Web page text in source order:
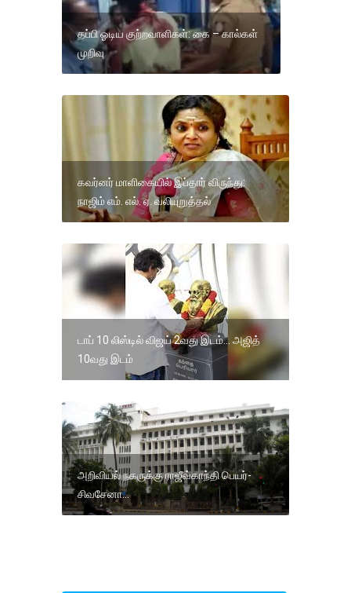
தப்பி ஓடிய குற்றவாளிகள்: கை – கால்கள்
முறிவு
கவர்னர் மாளிகையில் இப்தார் விருந்து:
நாஜிம் எம். எல். ஏ. வலியுறுத்தல்
டாப் 10 லிஸ்டில் விஜய் 2வது இடம்... அஜித்
10வது இடம்
அறிவியல் நகருக்கு ராஜீவ்காந்தி பெயர்-
சிவசேனா...